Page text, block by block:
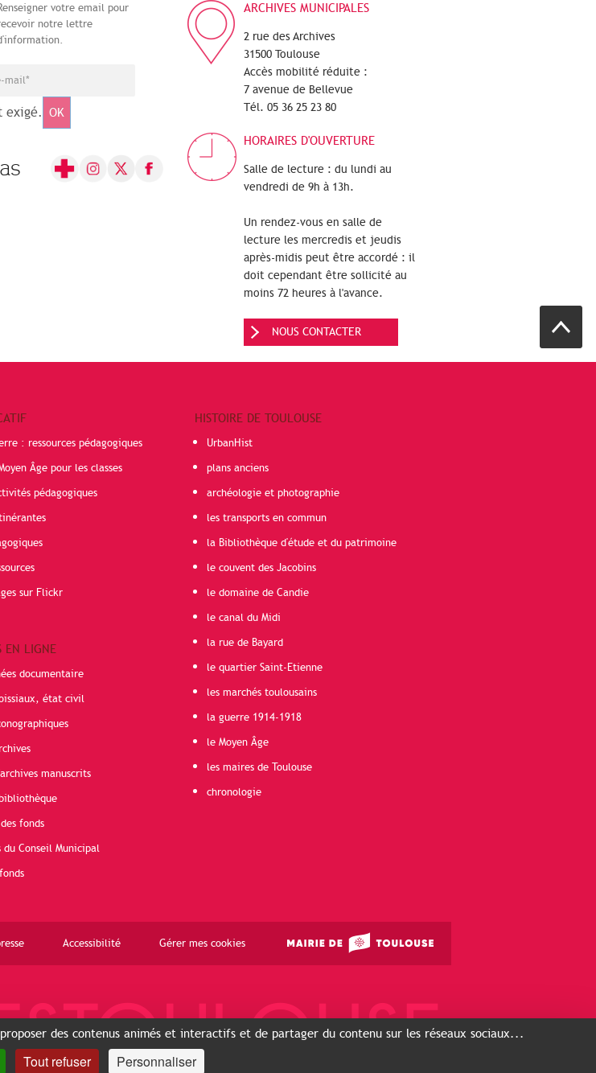
votre email pour
notre lettre
exigé. OK
ARCHIVES MUNICIPALES
2 rue des Archives
31500 Toulouse
Accès mobilité réduite :
7 avenue de Bellevue
Tél. 05 36 25 23 80
HORAIRES D'OUVERTURE
Salle de lecture : du lundi au
vendredi de 9h à 13h.
Un rendez-vous en salle de
lecture les mercredis et jeudis
après-midis peut être accordé : il
doit cependant être sollicité au
moins 72 heures à l'avance.
NOUS CONTACTER
: ressources pédagogiques
Âge pour les classes
pédagogiques
sur Flickr
EN LIGNE
documentaire
état civil
manuscrits
fonds
Conseil Municipal
HISTOIRE DE TOULOUSE
UrbanHist
plans anciens
archéologie et photographie
les transports en commun
la Bibliothèque d'étude et du patrimoine
le couvent des Jacobins
le domaine de Candie
le canal du Midi
la rue de Bayard
le quartier Saint-Etienne
les marchés toulousains
la guerre 1914-1918
le Moyen Âge
les maires de Toulouse
chronologie
Accessibilité Gérer mes cookies
des contenus animés et interactifs et de partager du contenu sur les réseaux sociaux...
Tout refuser Personnaliser